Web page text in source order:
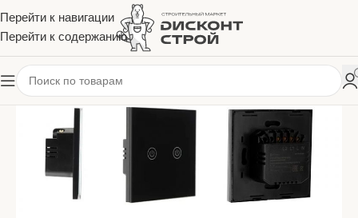
Перейти к навигации
Перейти к содержанию